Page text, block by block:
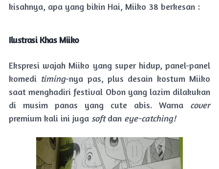
kisahnya, apa yang bikin Hai, Miiko 38 berkesan :
Ilustrasi Khas Miiko
Ekspresi wajah Miiko yang super hidup, panel-panel
komedi timing-nya pas, plus desain kostum Miiko
saat menghadiri festival Obon yang lazim dilakukan
di musim panas yang cute abis. Warna cover
premium kali ini juga softdan eye-catching!